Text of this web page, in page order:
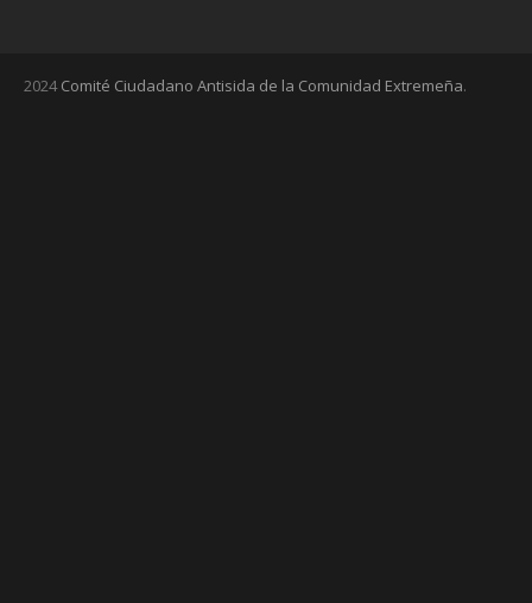
2024Comité Ciudadano Antisida de la Comunidad Extremeña.